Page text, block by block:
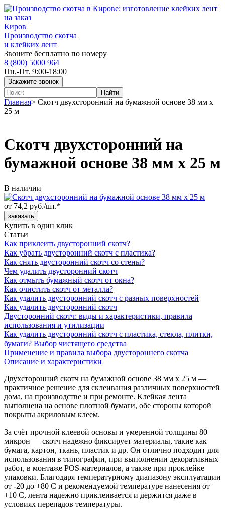
Киров
Производство скотча
и клейких лент
Звоните бесплатно по номеру
8 (800) 5000 964
Пн.-Пт. 9:00-18:00
Главная> Скотч двухсторонний на бумажной основе 38 мм x
25 м
Скотч двухсторонний на
бумажной основе 38 мм x 25 м
В наличии
от 74,2 руб./шт.*
Купить в один клик
Статьи
Как приклеить двусторонний скотч?
Как убрать двусторонний скотч с пластика?
Как снять двусторонний скотч со стены?
Чем удалить двусторонний скотч
Как отмыть бумажный скотч от окна?
Как очистить скотч от металла?
Как удалить двусторонний скотч с разных поверхностей
Как удалить двусторонний скотч
Двусторонний скотч: виды и характеристики, правила
использования и утилизации
Как удалить двусторонний скотч с пластика, стекла, плитки,
бумаги? Выбор чистящего средства
Применение и правила выбора двустороннего скотча
Описание и характеристики
Двухсторонний скотч на бумажной основе 38 мм х 25 м —
практичное решение для склеивания различных поверхностей
дома, на производстве и при ремонте. Клейкая лента
выполнена на основе плотной бумаги, обе стороны которой
покрыты акриловым клеем.
За счёт прочной клеевой основы и умеренной толщины 80
микрон — скотч надежно фиксирует материалы, такие как
бумага, картон, ткань, пластик и др. Он отлично подходит для
использования в типографии, при выполнении декоративных
работ, в монтаже POS-материалов, а также при проклейке
упаковки. Благодаря температурному диапазону эксплуатации
от -20 до +80 C и рекомендуемой температуре нанесения от
+10 C, лента надежно приклеивается и держится даже в
условиях перепадов температуры.